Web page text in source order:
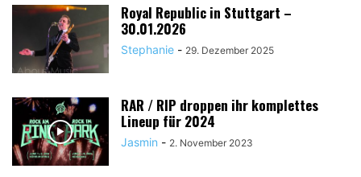
Royal Republic in Stuttgart –
30.01.2026
Stephanie - 29. Dezember 2025
RAR / RIP droppen ihr komplettes
Lineup für 2024
Jasmin - 2. November 2023